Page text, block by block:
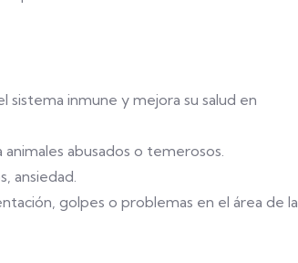
sistema inmune y mejora su salud en
abusados o temerosos.
ansiedad.
golpes o problemas en el área de la